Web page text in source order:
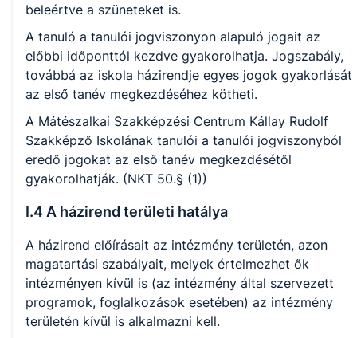
beleértve a szüneteket is.
A tanuló a tanulói jogviszonyon alapuló jogait az
előbbi időponttól kezdve gyakorolhatja. Jogszabály,
továbbá az iskola házirendje egyes jogok gyakorlását
az első tanév megkezdéséhez kötheti.
A Mátészalkai Szakképzési Centrum Kállay Rudolf
Szakképző Iskolának tanulói a tanulói jogviszonyból
eredő jogokat az első tanév megkezdésétől
gyakorolhatják. (NKT 50.§ (1))
I.4 A házirend területi hatálya
A házirend előírásait az intézmény területén, azon
magatartási szabályait, melyek értelmezhet ők
intézményen kívül is (az intézmény által szervezett
programok, foglalkozások esetében) az intézmény
területén kívül is alkalmazni kell.